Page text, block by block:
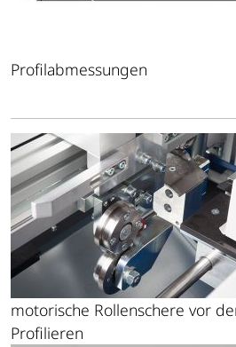
Profilabmessungen
motorische Rollenschere vor
Profilieren